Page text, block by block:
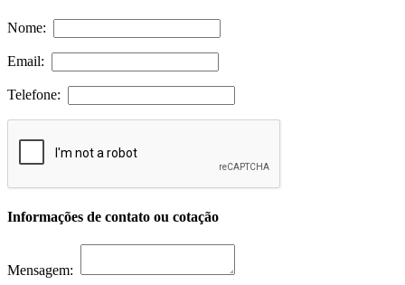
Nome:
Email:
Telefone:
Informações de contato ou cotação
Mensagem: